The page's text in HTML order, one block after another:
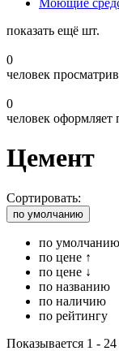
Моющие
показать ещё шт.
0
человек
0
человек оформляет
Цемент
Сортировать:
по умолчанию
по умолчанию
по цене ↑
по цене ↓
по названию
по наличию
по рейтингу
Показывается 1 - 24